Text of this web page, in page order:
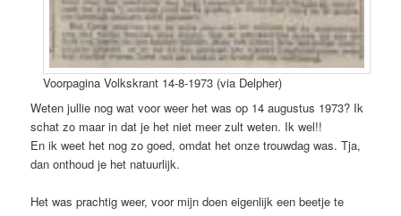
Voorpagina Volkskrant 14-8-1973 (via Delpher)
Weten jullie nog wat voor weer het was op 14 augustus 1973? Ik
schat zo maar in dat je het niet meer zult weten. Ik wel!!
En ik weet het nog zo goed, omdat het onze trouwdag was. Tja,
dan onthoud je het natuurlijk.
Het was prachtig weer, voor mijn doen eigenlijk een beetje te